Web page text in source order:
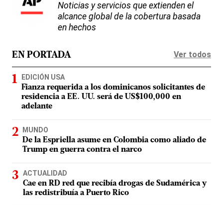
Noticias y servicios que extienden el
alcance global de la cobertura basada
en hechos
EN PORTADA Ver todos
EDICIÓN USA
Fianza requerida a los dominicanos solicitantes de
residencia a EE. UU. será de US$100,000 en
adelante
MUNDO
De la Espriella asume en Colombia como aliado de
Trump en guerra contra el narco
ACTUALIDAD
Cae en RD red que recibía drogas de Sudamérica y
las redistribuía a Puerto Rico